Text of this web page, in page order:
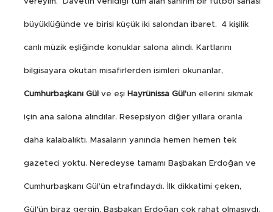
büyüklüğünde ve birisi küçük iki salondan ibaret. 4 kişilik
canlı müzik eşliğinde konuklar salona alındı. Kartlarını
bilgisayara okutan misafirlerden isimleri okunanlar,
Cumhurbaşkanı Gül ve eşi Hayrünissa Gül’ün ellerini sıkmak
için ana salona alındılar. Resepsiyon diğer yıllara oranla
daha kalabalıktı. Masaların yanında hemen hemen tek
gazeteci yoktu. Neredeyse tamamı Başbakan Erdoğan ve
Cumhurbaşkanı Gül’ün etrafındaydı. İlk dikkatimi çeken,
Gül’ün biraz gergin, Başbakan Erdoğan çok rahat olmasıydı.